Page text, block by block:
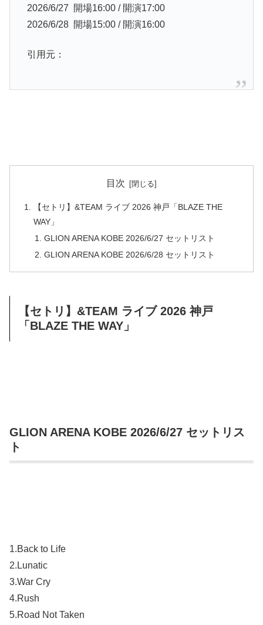
2026/6/27 開場16:00 / 開演17:00
2026/6/28 開場15:00 / 開演16:00
引用元：
目次
【セトリ】&TEAM ライブ 2026 神戸「BLAZE THE
WAY」
GLION ARENA KOBE 2026/6/27 セットリスト
GLION ARENA KOBE 2026/6/28 セットリスト
【セトリ】&TEAM ライブ 2026 神戸
「BLAZE THE WAY」
GLION ARENA KOBE 2026/6/27 セットリス
ト
1.Back to Life
2.Lunatic
3.War Cry
4.Rush
5.Road Not Taken